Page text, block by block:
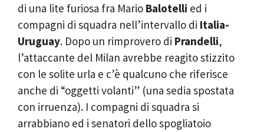
di una lite furiosa fra Mario Balotelli ed i
compagni di squadra nell’intervallo di Italia-
Uruguay. Dopo un rimprovero di Prandelli,
l’attaccante del Milan avrebbe reagito stizzito
con le solite urla e c’è qualcuno che riferisce
anche di “oggetti volanti” (una sedia spostata
con irruenza). I compagni di squadra si
arrabbiano ed i senatori dello spogliatoio